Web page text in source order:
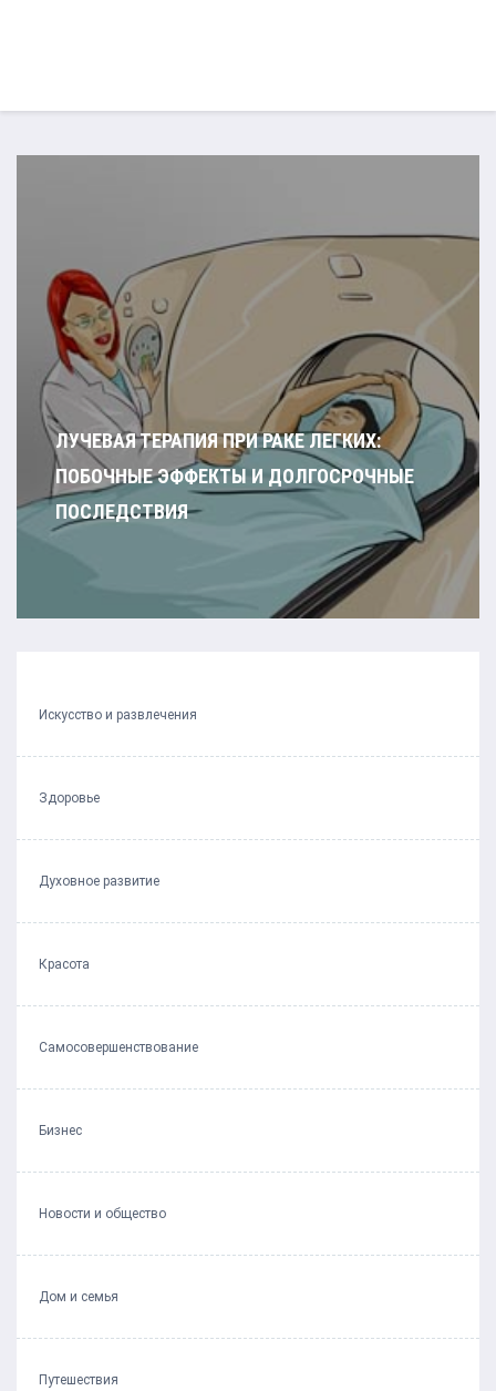
ЛУЧЕВАЯ ТЕРАПИЯ ПРИ РАКЕ ЛЕГКИХ:
ПОБОЧНЫЕ ЭФФЕКТЫ И ДОЛГОСРОЧНЫЕ
ПОСЛЕДСТВИЯ
Искусство и развлечения
Здоровье
Духовное развитие
Красота
Самосовершенствование
Бизнес
Новости и общество
Дом и семья
Путешествия